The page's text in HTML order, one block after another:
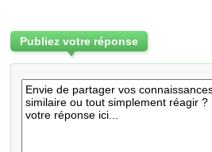
Publiez votre réponse